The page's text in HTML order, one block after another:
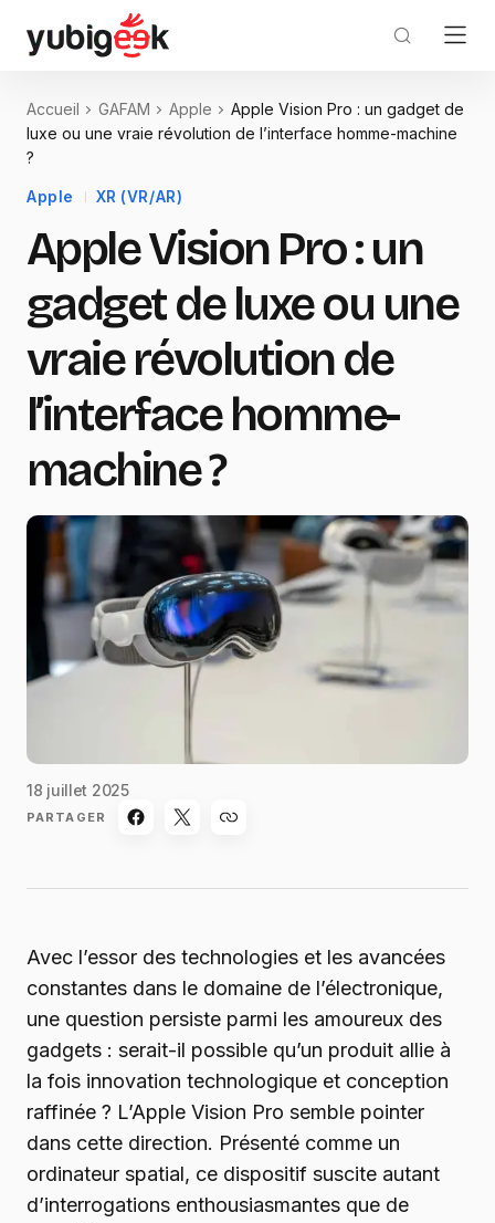
Accueil GAFAM Apple
Apple Vision Pro : un gadget de
luxe ou une vraie révolution de l’interface homme-machine
?
Apple XR (VR/AR)
Apple Vision Pro : un
gadget de luxe ou une
vraie révolution de
l’interface homme-
machine ?
18 juillet 2025
PARTAGER
Avec l’essor des technologies et les avancées
constantes dans le domaine de l’électronique,
une question persiste parmi les amoureux des
gadgets : serait-il possible qu’un produit allie à
la fois innovation technologique et conception
raffinée ? L’Apple Vision Pro semble pointer
dans cette direction. Présenté comme un
ordinateur spatial, ce dispositif suscite autant
d’interrogations enthousiasmantes que de